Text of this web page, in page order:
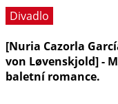
Divadlo
[Nuria Cazorla
von Løvenskjold] -
baletní romance.